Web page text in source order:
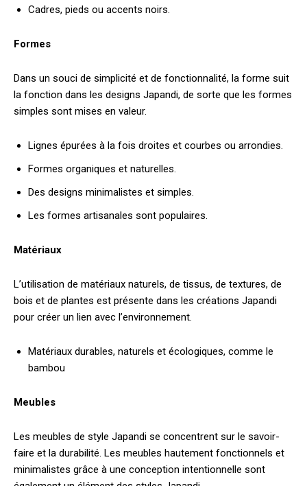
Cadres, pieds ou accents noirs.
Formes
Dans un souci de simplicité et de fonctionnalité, la forme suit
la fonction dans les designs Japandi, de sorte que les formes
simples sont mises en valeur.
Lignes épurées à la fois droites et courbes ou arrondies.
Formes organiques et naturelles.
Des designs minimalistes et simples.
Les formes artisanales sont populaires.
Matériaux
L’utilisation de matériaux naturels, de tissus, de textures, de
bois et de plantes est présente dans les créations Japandi
pour créer un lien avec l’environnement.
Matériaux durables, naturels et écologiques, comme le
bambou
Meubles
Les meubles de style Japandi se concentrent sur le savoir-
faire et la durabilité. Les meubles hautement fonctionnels et
minimalistes grâce à une conception intentionnelle sont